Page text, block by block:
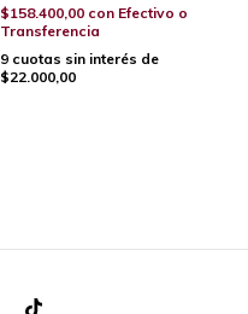
$158.400,00 con Efectivo o
Transferencia
9 cuotas sin interés de
$22.000,00